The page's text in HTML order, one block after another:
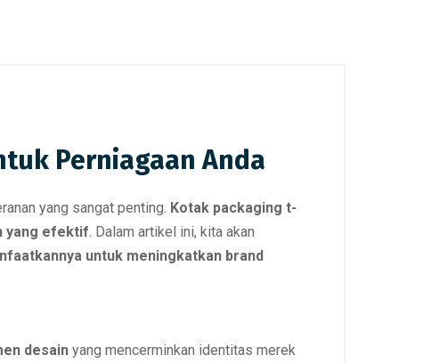
Perniagaan Anda
yang sangat penting. Kotak packaging t-
yang efektif. Dalam artikel ini, kita akan
untuk meningkatkan brand
desain yang mencerminkan identitas merek